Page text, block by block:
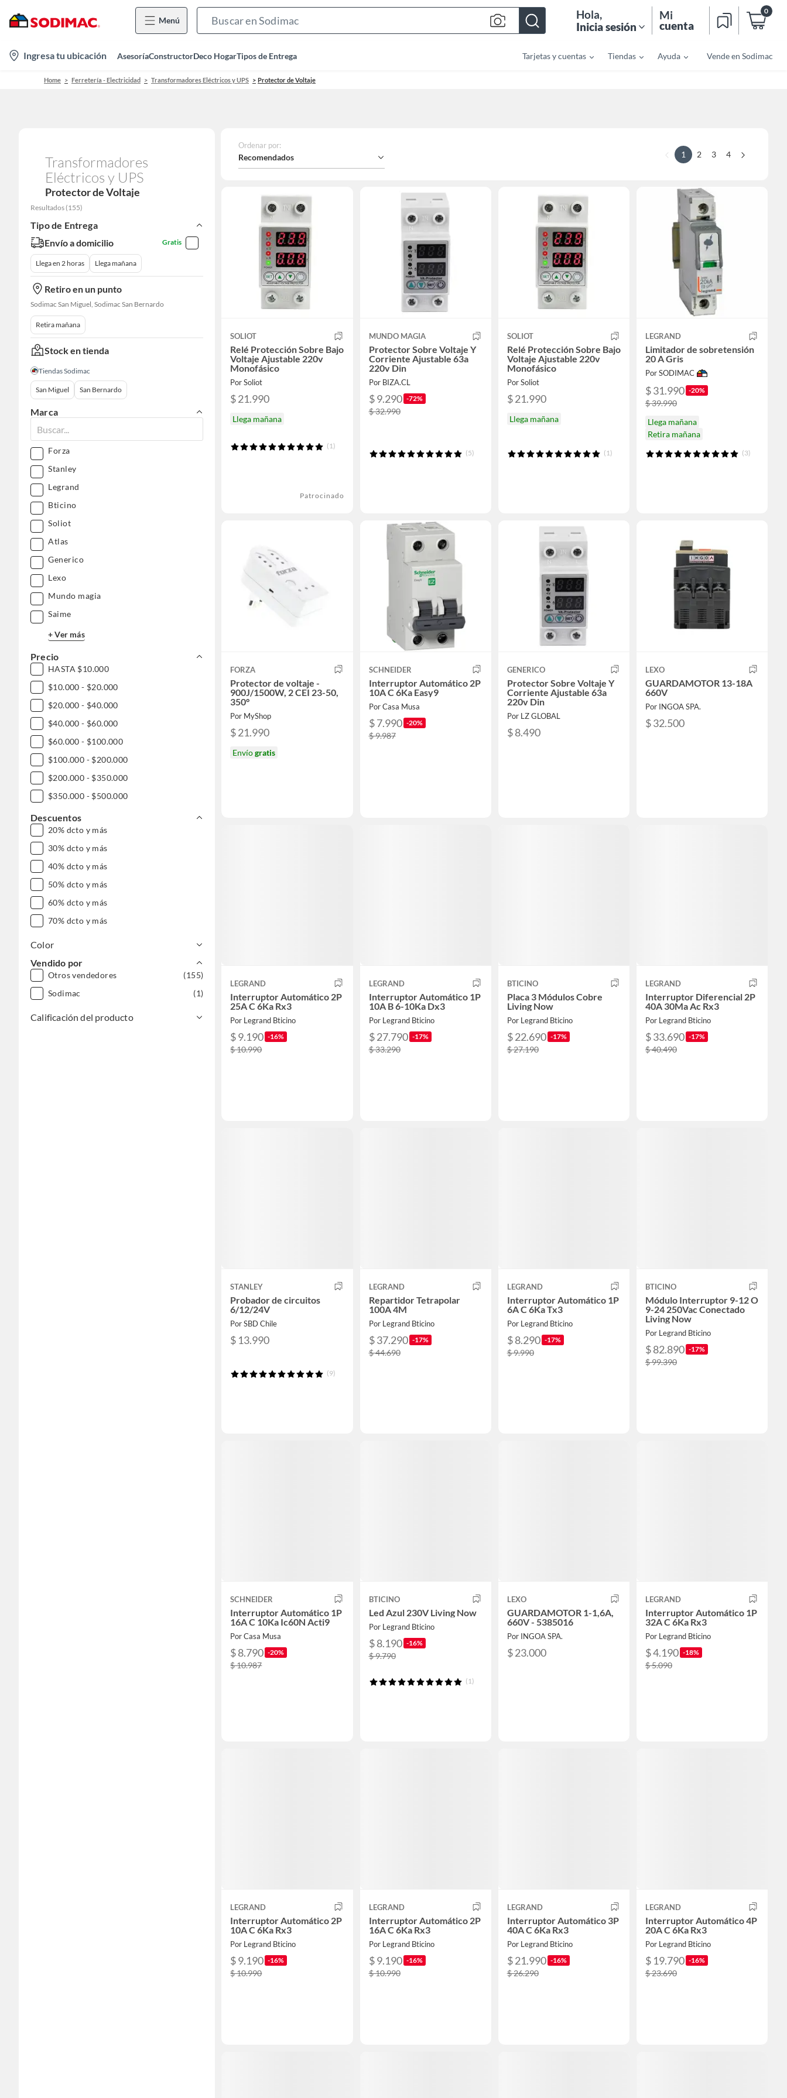
Menú
Bar
Hola,
Inicia sesión
Mi
cuenta
0
location-
icon
Ingresa tu ubicación AsesoríaConstructorDeco HogarTipos de Entrega Tarjetas y cuentas Tiendas Ayuda Vende en Sodimac
Home Ferretería - Electricidad Transformadores Eléctricos y UPS Protector de Voltaje
Transformadores
Eléctricos y UPS
Protector de Voltaje
Resultados (155)
Tipo de Entrega
Envío a domicilio
Gratis
Llega en 2 horas Llega mañana
Retiro en un punto
Sodimac San Miguel, Sodimac San Bernardo
Retira mañana
Stock en tienda
Tiendas Sodimac
San Miguel San Bernardo
Marca
Forza
Stanley
Legrand
Bticino
Soliot
Atlas
Generico
Lexo
Mundo magia
Saime
+ Ver más
Precio
HASTA $10.000
$10.000 - $20.000
$20.000 - $40.000
$40.000 - $60.000
$60.000 - $100.000
$100.000 - $200.000
$200.000 - $350.000
$350.000 - $500.000
$500.000 - $1.000.000
Descuentos
20% dcto y más
30% dcto y más
40% dcto y más
50% dcto y más
60% dcto y más
70% dcto y más
Color
Vendido por
Otros vendedores
(155)
Sodimac
(1)
Calificación del producto
Ordenar por:
Recomendados 1 2 3 4
SOLIOT
Relé Protección Sobre Bajo
Voltaje Ajustable 220v
Monofásico
Por Soliot
$ 21.990
Llega mañana
(1)
Patrocinado
MUNDO MAGIA
Protector Sobre Voltaje Y
Corriente Ajustable 63a
220v Din
Por BIZA.CL
$ 9.290 -72%
$ 32.990
(5)
SOLIOT
Relé Protección Sobre Bajo
Voltaje Ajustable 220v
Monofásico
Por Soliot
$ 21.990
Llega mañana
(1)
LEGRAND
Limitador de sobretensión
20 A Gris
Por SODIMAC
$ 31.990 -20%
$ 39.990
Llega mañana
Retira mañana
(3)
FORZA
Protector de voltaje -
900J/1500W, 2 CEI 23-50,
350°
Por MyShop
$ 21.990
Envíogratis
SCHNEIDER
Interruptor Automático 2P
10A C 6Ka Easy9
Por Casa Musa
$ 7.990 -20%
$ 9.987
GENERICO
Protector Sobre Voltaje Y
Corriente Ajustable 63a
220v Din
Por LZ GLOBAL
$ 8.490
LEXO
GUARDAMOTOR 13-18A
660V
Por INGOA SPA.
$ 32.500
LEGRAND
Interruptor Automático 2P
25A C 6Ka Rx3
Por Legrand Bticino
$ 9.190 -16%
$ 10.990
LEGRAND
Interruptor Automático 1P
10A B 6-10Ka Dx3
Por Legrand Bticino
$ 27.790 -17%
$ 33.290
BTICINO
Placa 3 Módulos Cobre
Living Now
Por Legrand Bticino
$ 22.690 -17%
$ 27.190
LEGRAND
Interruptor Diferencial 2P
40A 30Ma Ac Rx3
Por Legrand Bticino
$ 33.690 -17%
$ 40.490
STANLEY
Probador de circuitos
6/12/24V
Por SBD Chile
$ 13.990
(9)
LEGRAND
Repartidor Tetrapolar
100A 4M
Por Legrand Bticino
$ 37.290 -17%
$ 44.690
LEGRAND
Interruptor Automático 1P
6A C 6Ka Tx3
Por Legrand Bticino
$ 8.290 -17%
$ 9.990
BTICINO
Módulo Interruptor 9-12 O
9-24 250Vac Conectado
Living Now
Por Legrand Bticino
$ 82.890 -17%
$ 99.390
SCHNEIDER
Interruptor Automático 1P
16A C 10Ka Ic60N Acti9
Por Casa Musa
$ 8.790 -20%
$ 10.987
BTICINO
Led Azul 230V Living Now
Por Legrand Bticino
$ 8.190 -16%
$ 9.790
(1)
LEXO
GUARDAMOTOR 1-1,6A,
660V - 5385016
Por INGOA SPA.
$ 23.000
LEGRAND
Interruptor Automático 1P
32A C 6Ka Rx3
Por Legrand Bticino
$ 4.190 -18%
$ 5.090
LEGRAND
Interruptor Automático 2P
10A C 6Ka Rx3
Por Legrand Bticino
$ 9.190 -16%
$ 10.990
LEGRAND
Interruptor Automático 2P
16A C 6Ka Rx3
Por Legrand Bticino
$ 9.190 -16%
$ 10.990
LEGRAND
Interruptor Automático 3P
40A C 6Ka Rx3
Por Legrand Bticino
$ 21.990 -16%
$ 26.290
LEGRAND
Interruptor Automático 4P
20A C 6Ka Rx3
Por Legrand Bticino
$ 19.790 -16%
$ 23.690